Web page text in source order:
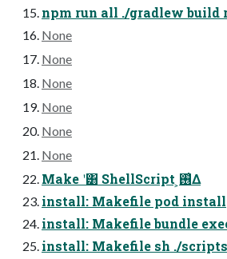
npm run all ./gradlew build
None
None
None
None
None
None
Make ʹ͸ ShellScript ͕࢖͑Δ
install: Makefile pod install
install: Makefile bundle
install: Makefile sh ./